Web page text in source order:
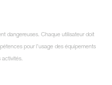
dangereuses. Chaque utilisateur doit
pour l’usage des équipements
activités.